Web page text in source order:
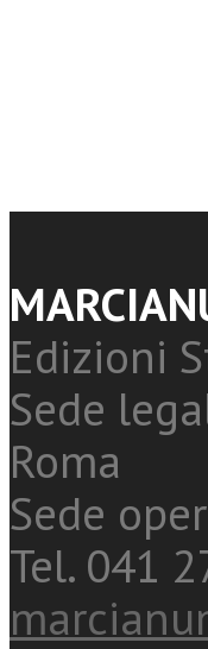
Edizioni
Sede
Roma
Sede
Tel. 041